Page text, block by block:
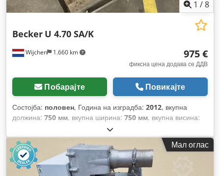
1 /8
Wijchen 1.660 km
Becker U 4.70 SA/K
975 €
фиксна цена додава се ДДВ
Побарајте Повикајте
Состојба: половен, Година на изградба: 2012, вкупна
должина: 750 мм, вкупна ширина: 750 мм, вкупна висина:
Мал оглас